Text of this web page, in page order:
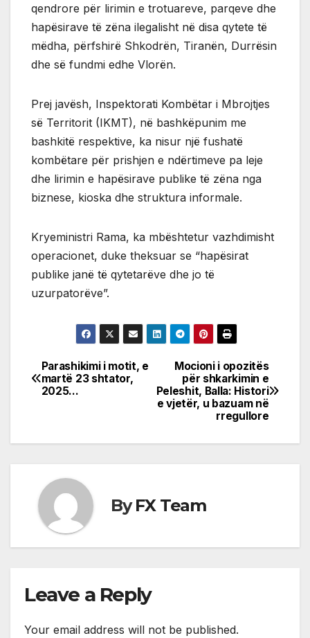
qendrore për lirimin e trotuareve, parqeve dhe
hapësirave të zëna ilegalisht në disa qytete të
mëdha, përfshirë Shkodrën, Tiranën, Durrësin
dhe së fundmi edhe Vlorën.
Prej javësh, Inspektorati Kombëtar i Mbrojtjes
së Territorit (IKMT), në bashkëpunim me
bashkitë respektive, ka nisur një fushatë
kombëtare për prishjen e ndërtimeve pa leje
dhe lirimin e hapësirave publike të zëna nga
biznese, kioska dhe struktura informale.
Kryeministri Rama, ka mbështetur vazhdimisht
operacionet, duke theksuar se “hapësirat
publike janë të qytetarëve dhe jo të
uzurpatorëve”.
Post
navigation
Mocioni i opozitës
për shkarkimin e
Peleshit, Balla: Histori
e vjetër, u bazuam në
rregullore
Parashikimi i motit, e
martë 23 shtator,
2025…
ByFX Team
Leave a Reply
Your email address will not be published.